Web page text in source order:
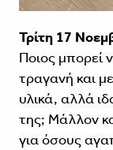
Τρίτη 17
Ποιος μπορεί
τραγανή και
υλικά, αλλά
της; Μάλλον
για όσους